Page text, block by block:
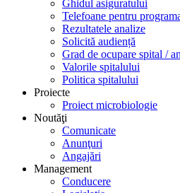
Ghidul asiguratului
Telefoane pentru
Rezultatele analize
Solicită audiență
Grad de ocupare spital /
Valorile spitalului
Politica spitalului
Proiecte
Proiect microbiologie
Noutăţi
Comunicate
Anunţuri
Angajări
Management
Conducere